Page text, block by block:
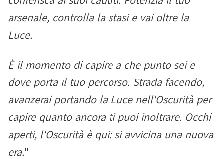
arsenale, controlla la stasi e vai oltre la
Luce.
È il momento di capire a che punto sei e
dove porta il tuo percorso. Strada facendo,
avanzerai portando la Luce nell'Oscurità per
capire quanto ancora ti puoi inoltrare. Occhi
aperti, l'Oscurità è qui: si avvicina una nuova
era."